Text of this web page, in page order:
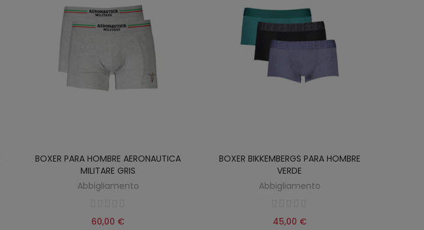
BOXER PARA HOMBRE AERONAUTICA
MILITARE GRIS
Abbigliamento
60,00 €
BOXER BIKKEMBERGS PARA HOMBRE
VERDE
Abbigliamento
45,00 €